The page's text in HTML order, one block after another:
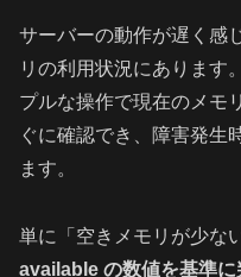
サーバーの動作が遅く感
リの利用状況にあります。
プルな操作で現在のメモ
ぐに確認でき、障害発生
ます。
単に「空きメモリが少な
available の数値を基準に